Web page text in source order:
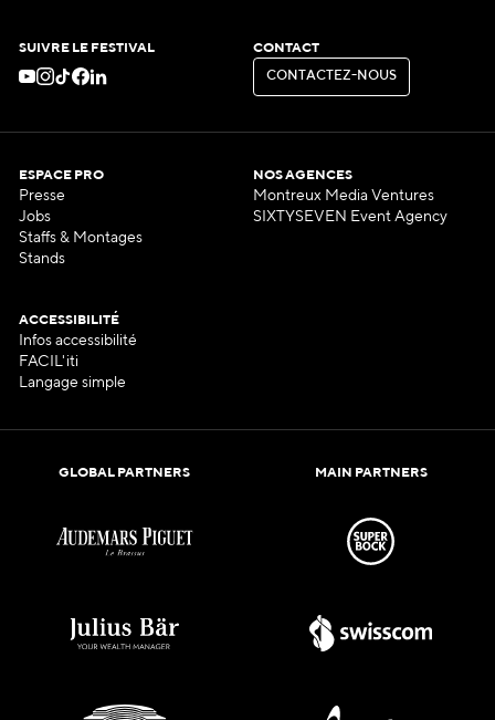
SUIVRE LE FESTIVAL CONTACT
CON ACT EZ-N OUS
CONTACTEZ-NOUS
ESPACE PRO
Presse
Jobs
Staffs & Montages
Stands
NOS AGENCES
Montreux Media Ventures
SIXTYSEVEN Event Agency
ACCESSIBILITÉ
Infos accessibilité
FACIL'iti
Langage simple
GLOBAL PARTNERS MAIN PARTNERS